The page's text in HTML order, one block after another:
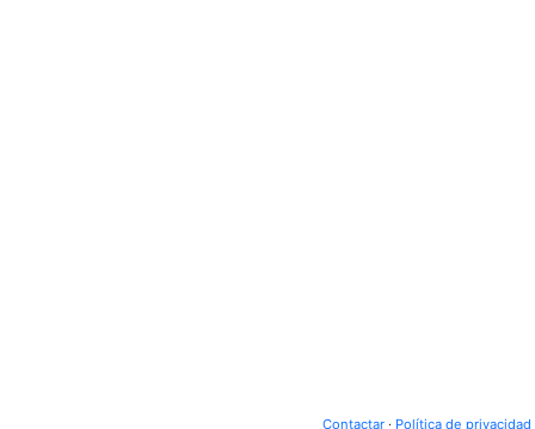
Contactar · Política de privacidad